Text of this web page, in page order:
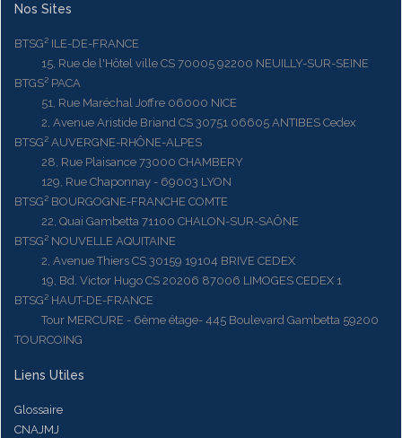
Nos Sites
BTSG² ILE-DE-FRANCE
15, Rue de l'Hôtel ville CS 70005 92200 NEUILLY-SUR-SEINE
BTGS² PACA
51, Rue Maréchal Joffre 06000 NICE
2, Avenue Aristide Briand CS 30751 06605 ANTIBES Cedex
BTSG² AUVERGNE-RHÔNE-ALPES
28, Rue Plaisance 73000 CHAMBERY
129, Rue Chaponnay - 69003 LYON
BTSG² BOURGOGNE-FRANCHE COMTE
22, Quai Gambetta 71100 CHALON-SUR-SAÔNE
BTSG² NOUVELLE AQUITAINE
2, Avenue Thiers CS 30159 19104 BRIVE CEDEX
19, Bd. Victor Hugo CS 20206 87006 LIMOGES CEDEX 1
BTSG² HAUT-DE-FRANCE
Tour MERCURE - 6ème étage- 445 Boulevard Gambetta 59200
TOURCOING
Liens Utiles
Glossaire
CNAJMJ